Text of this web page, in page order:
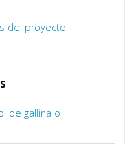
del proyecto
de gallina o